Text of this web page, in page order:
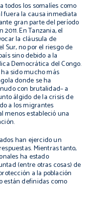
todos los somalíes como
la causa inmediata
gran parte del período
En Tanzania, el
la cláusula de
Sur, no por el riesgo de
sino debido a la
Democrática del Congo.
sido mucho más
donde se ha
con brutalidad– a
álgido de la crisis de
a los migrantes
menos estableció una
han ejercido un
Mientras tanto,
ha estado
(entre otras cosas) de
a la población
están definidas como